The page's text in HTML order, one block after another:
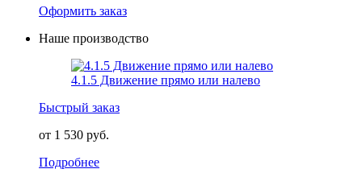
Оформить заказ
Наше производство
4.1.5 Движение прямо или налево
Быстрый заказ
от 1 530 руб.
Подробнее